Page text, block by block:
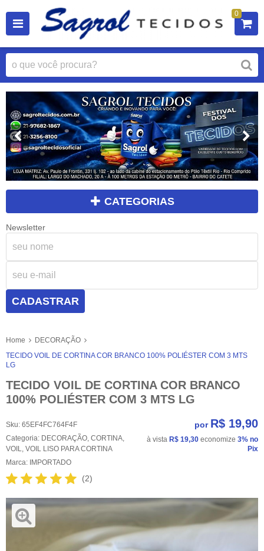
0
CATEGORIAS
Newsletter
CADASTRAR
Home
DECORAÇÃO
TECIDO VOIL DE CORTINA COR BRANCO 100% POLIÉSTER COM 3 MTS
LG
TECIDO VOIL DE CORTINA COR BRANCO
100% POLIÉSTER COM 3 MTS LG
Sku: 65EF4FC764F4F
Categoria: DECORAÇÃO, CORTINA,
VOIL, VOIL LISO PARA CORTINA
Marca: IMPORTADO
(2)
por R$ 19,90
à vista R$ 19,30 economize 3% no
Pix